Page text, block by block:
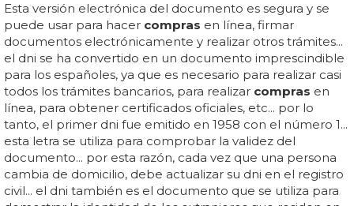
Esta versión electrónica del documento es segura y se
puede usar para hacer compras en línea, firmar
documentos electrónicamente y realizar otros trámites...
el dni se ha convertido en un documento imprescindible
para los españoles, ya que es necesario para realizar casi
todos los trámites bancarios, para realizar compras en
línea, para obtener certificados oficiales, etc... por lo
tanto, el primer dni fue emitido en 1958 con el número 1...
esta letra se utiliza para comprobar la validez del
documento... por esta razón, cada vez que una persona
cambia de domicilio, debe actualizar su dni en el registro
civil... el dni también es el documento que se utiliza para